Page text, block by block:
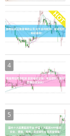
4
5